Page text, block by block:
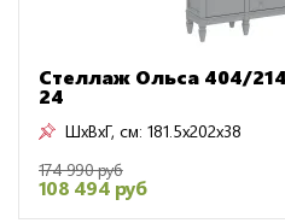
Стеллаж Ольса 404/
24
ШxВxГ, см: 181.5x202x38
174 990 руб
108 494 руб